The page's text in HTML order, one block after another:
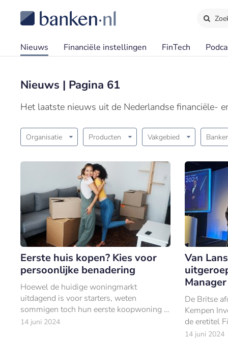
Nieuws Financiële instellingen FinTech
Nieuws | Pagina 61
Het laatste nieuws uit de Nederlandse financiële-
Organisatie Producten Vakgebied
Eerste huis kopen? Kies voor
persoonlijke benadering
Hoewel de huidige woningmarkt
uitdagend is voor starters, weten
sommigen toch hun eerste koopwoning te
bemachtigen.
14 juni 2024
Van
De Britse
Kempen
de eretitel
in de UK
14 juni 2024